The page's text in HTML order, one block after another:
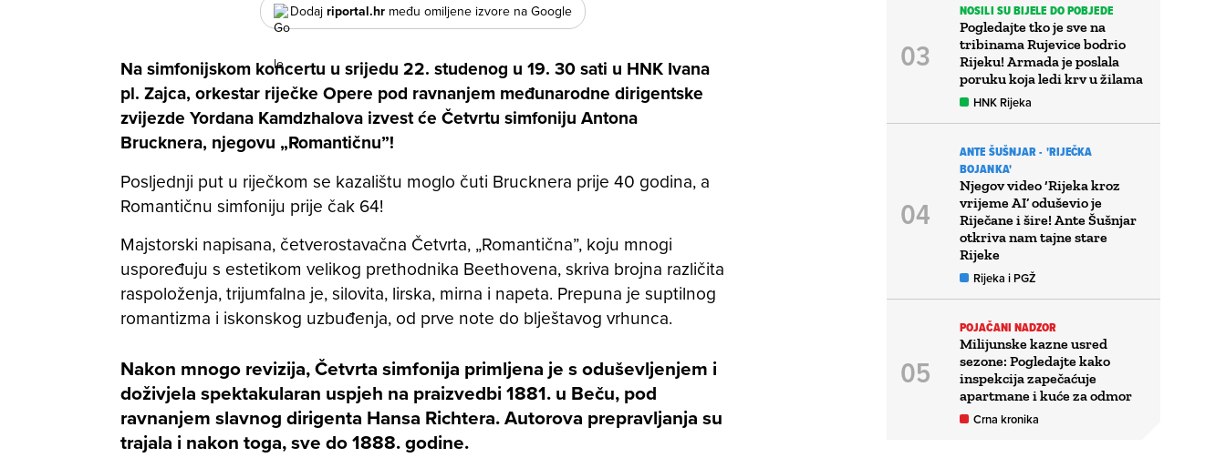
Dodaj riportal.hr među omiljene izvore na Google
Na simfonijskom koncertu u srijedu 22. studenog u 19. 30 sati u HNK Ivana
pl. Zajca, orkestar riječke Opere pod ravnanjem međunarodne dirigentske
zvijezde Yordana Kamdzhalova izvest će Četvrtu simfoniju Antona
Brucknera, njegovu „Romantičnu”!
Posljednji put u riječkom se kazalištu moglo čuti Brucknera prije 40 godina, a
Romantičnu simfoniju prije čak 64!
Majstorski napisana, četverostavačna Četvrta, „Romantična”, koju mnogi
uspoređuju s estetikom velikog prethodnika Beethovena, skriva brojna različita
raspoloženja, trijumfalna je, silovita, lirska, mirna i napeta. Prepuna je suptilnog
romantizma i iskonskog uzbuđenja, od prve note do blještavog vrhunca.
Nakon mnogo revizija, Četvrta simfonija primljena je s oduševljenjem i
doživjela spektakularan uspjeh na praizvedbi 1881. u Beču, pod
ravnanjem slavnog dirigenta Hansa Richtera. Autorova prepravljanja su
trajala i nakon toga, sve do 1888. godine.
NOSILI SU BIJELE DO POBJEDE
Pogledajte tko je sve na
tribinama Rujevice bodrio
Rijeku! Armada je poslala
poruku koja ledi krv u žilama
HNK Rijeka
ANTE ŠUŠNJAR - 'RIJEČKA
BOJANKA'
Njegov video ‘Rijeka kroz
vrijeme AI’ oduševio je
Riječane i šire! Ante Šušnjar
otkriva nam tajne stare
Rijeke
Rijeka i PGŽ
POJAČANI NADZOR
Milijunske kazne usred
sezone: Pogledajte kako
inspekcija zapečaćuje
apartmane i kuće za odmor
Crna kronika